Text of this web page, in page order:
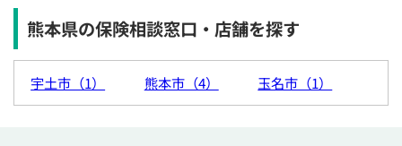
熊本県の保険相談窓口・店舗を探す
宇土市（1） 熊本市（4） 玉名市（1）